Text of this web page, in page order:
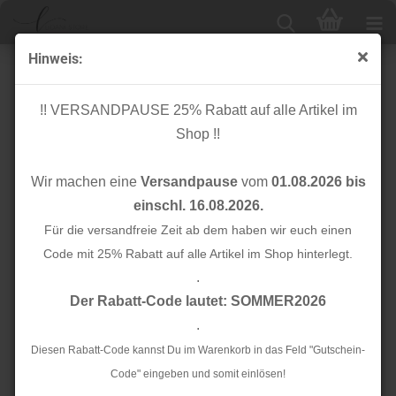
Hinweis:
!! VERSANDPAUSE 25% Rabatt auf alle Artikel im
Shop !!
Wir machen eine Versandpausevom 01.08.2026 bis
einschl. 16.08.2026.
Für die versandfreie Zeit ab dem haben wir euch einen
Code mit 25% Rabatt auf alle Artikel im Shop hinterlegt.
.
Der Rabatt-Code lautet: SOMMER2026
.
Diesen Rabatt-Code kannst Du im Warenkorb in das Feld "Gutschein-
Code" eingeben und somit einlösen!
Bio Strick - Gem Pointelle - calm grey - Mind the Maker